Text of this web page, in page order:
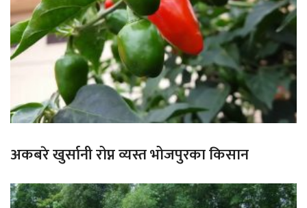
अकबरे खुर्सानी रोप्न व्यस्त भोजपुरका किसान